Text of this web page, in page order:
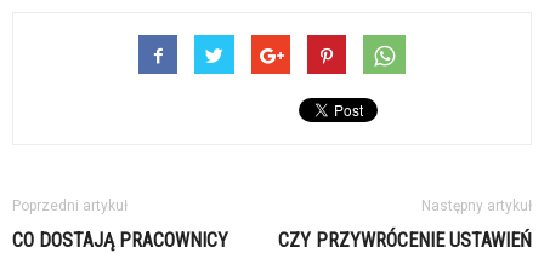
Poprzedni artykuł
CO DOSTAJĄ PRACOWNICY
Następny artykuł
CZY PRZYWRÓCENIE USTAWIEŃ